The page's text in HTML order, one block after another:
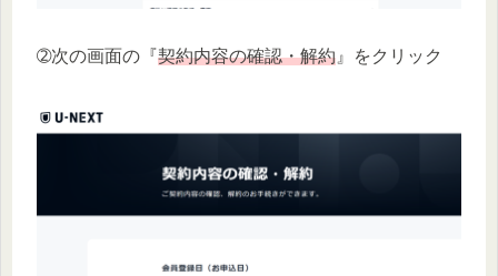
➁次の画面の『契約内容の確認・解約 』をクリック